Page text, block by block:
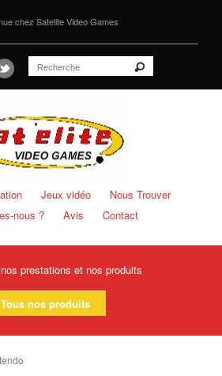
chez Satelite Video Games
Jeux vidéo
Nous Trouver
nous ?
Avis Contact
prestations et nos produits
Tous nos produits